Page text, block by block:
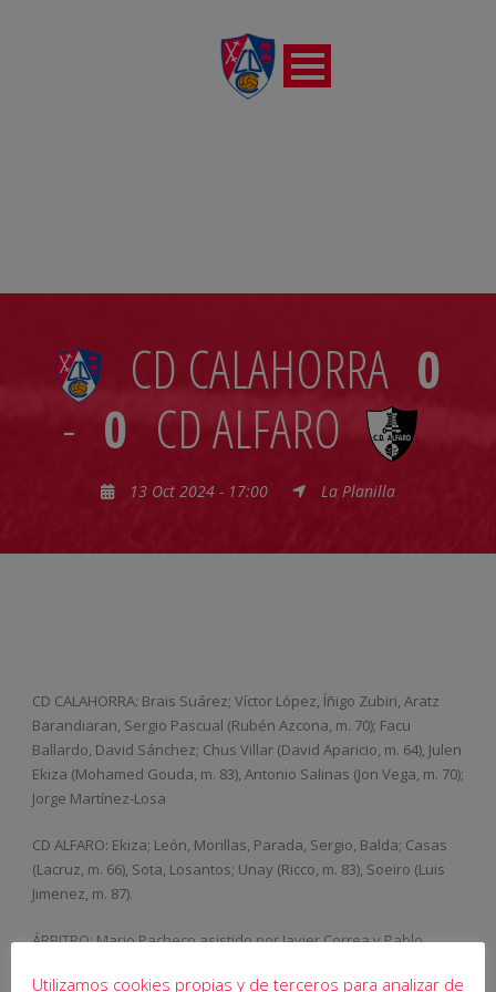
CD CALAHORRA 0
- 0 CD ALFARO
13 Oct 2024 - 17:00 La Planilla
CD CALAHORRA: Brais Suárez; Víctor López, Íñigo Zubiri, Aratz
Barandiaran, Sergio Pascual (Rubén Azcona, m. 70); Facu
Ballardo, David Sánchez; Chus Villar (David Aparicio, m. 64), Julen
Ekiza (Mohamed Gouda, m. 83), Antonio Salinas (Jon Vega, m. 70);
Jorge Martínez-Losa
CD ALFARO: Ekiza; León, Morillas, Parada, Sergio, Balda; Casas
(Lacruz, m. 66), Sota, Losantos; Unay (Ricco, m. 83), Soeiro (Luis
Jimenez, m. 87).
ÁRBITRO: Mario Pacheco asistido por Javier Correa y Pablo
Utilizamos cookies propias y de terceros para analizar de